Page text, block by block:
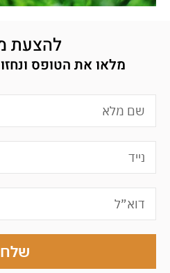
להצעת
מלאו את הטופס
שלח